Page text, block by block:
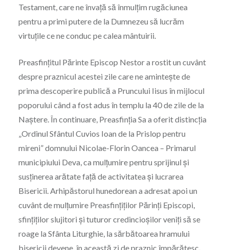
Testament, care ne învață să înmulțim rugăciunea
pentru a primi putere de la Dumnezeu să lucrăm
virtuțile ce ne conduc pe calea mântuirii.
Preasfințitul Părinte Episcop Nestor a rostit un cuvânt
despre praznicul acestei zile care ne amintește de
prima descoperire publică a Pruncului Iisus în mijlocul
poporului când a fost adus în templu la 40 de zile de la
Naștere. În continuare, Preasfinția Sa a oferit distincția
„Ordinul Sfântul Cuvios Ioan de la Prislop pentru
mireni” domnului Nicolae-Florin Oancea – Primarul
municipiului Deva, ca mulțumire pentru sprijinul și
susținerea arătate față de activitatea și lucrarea
Bisericii. Arhipăstorul hunedorean a adresat apoi un
cuvânt de mulțumire Preasfințiților Părinți Episcopi,
sfințiților slujitori și tuturor credincioșilor veniți să se
roage la Sfânta Liturghie, la sărbătoarea hramului
bisericii devene, în această zi de praznic împărătesc.